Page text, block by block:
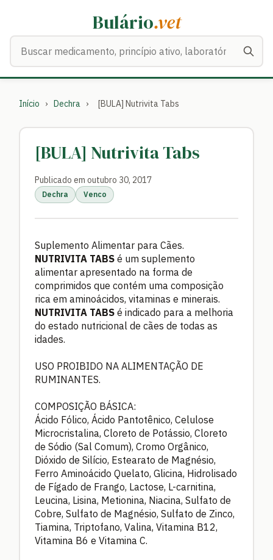
Bulário.vet
Início › Dechra › [BULA] Nutrivita Tabs
[BULA] Nutrivita Tabs
Publicado em outubro 30, 2017
Dechra Venco
Suplemento Alimentar para Cães.
NUTRIVITA TABS é um suplemento
alimentar apresentado na forma de
comprimidos que contém uma composição
rica em aminoácidos, vitaminas e minerais.
NUTRIVITA TABS é indicado para a melhoria
do estado nutricional de cães de todas as
idades.
USO PROIBIDO NA ALIMENTAÇÃO DE
RUMINANTES.
COMPOSIÇÃO BÁSICA:
Ácido Fólico, Ácido Pantotênico, Celulose
Microcristalina, Cloreto de Potássio, Cloreto
de Sódio (Sal Comum), Cromo Orgânico,
Dióxido de Silício, Estearato de Magnésio,
Ferro Aminoácido Quelato, Glicina, Hidrolisado
de Fígado de Frango, Lactose, L-carnitina,
Leucina, Lisina, Metionina, Niacina, Sulfato de
Cobre, Sulfato de Magnésio, Sulfato de Zinco,
Tiamina, Triptofano, Valina, Vitamina B12,
Vitamina B6 e Vitamina C.